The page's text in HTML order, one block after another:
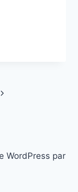
Page
WordPress par